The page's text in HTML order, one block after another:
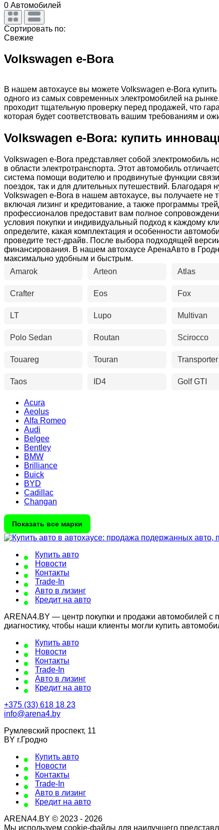
0 Автомобилей
Сортировать по:
Свежие
Volkswagen e-Bora
В нашем автохаусе вы можете Volkswagen e-Bora
одного из самых современных электромобилей на
проходит тщательную проверку перед продажей, что
которая будет соответствовать вашим требованиям и
Volkswagen e-Bora: купить
Volkswagen e-Bora представляет собой электромобиль
в области электротранспорта. Этот автомобиль
система помощи водителю и продвинутые функции
поездок, так и для длительных путешествий.
Volkswagen e-Bora в нашем автохаусе, вы получаете не
включая лизинг и кредитование, а также программы
профессионалов предоставит вам полное
условия покупки и индивидуальный подход к каждому
определите, какая комплектация и особенности
проведите тест-драйв. После выбора подходящей
финансирования. В нашем автохаусе АренаАвто в
максимально удобным и быстрым.
Amarok
Arteon Atlas
Crafter Eos Fox
LT Lupo Multivan
Polo Sedan Routan Scirocco
Touareg Touran Transporter
Taos ID4 Golf GTI
Acura
Aeolus
Alfa Romeo
Audi
Belgee
Bentley
BMW
Brilliance
Buick
BYD
Cadillac
Changan
Показать все марки
Купить авто
Новости
Контакты
Trade-In
Авто в лизинг
Кредит на авто
ARENA4.BY — центр покупки и продажи автомобилей с
диагностику, чтобы наши клиенты могли купить
Купить авто
Новости
Контакты
Trade-In
Авто в лизинг
Кредит на авто
+375 (33) 618 18 23
info@arena4.by
Румлевский проспект, 11
BY г.Гродно
Купить авто
Новости
Контакты
Trade-In
Авто в лизинг
Кредит на авто
ARENA4.BY © 2023 - 2026
Мы используем cookie-файлы для наилучшего